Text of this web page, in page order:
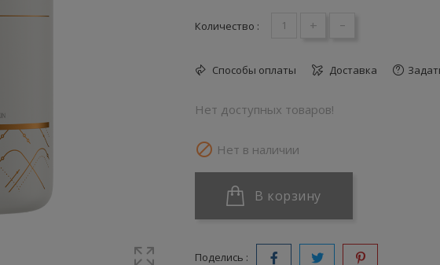
Количество : + -
Способы оплаты Доставка
Нет доступных товаров!
 Нет в наличии
В корзину
Поделись :